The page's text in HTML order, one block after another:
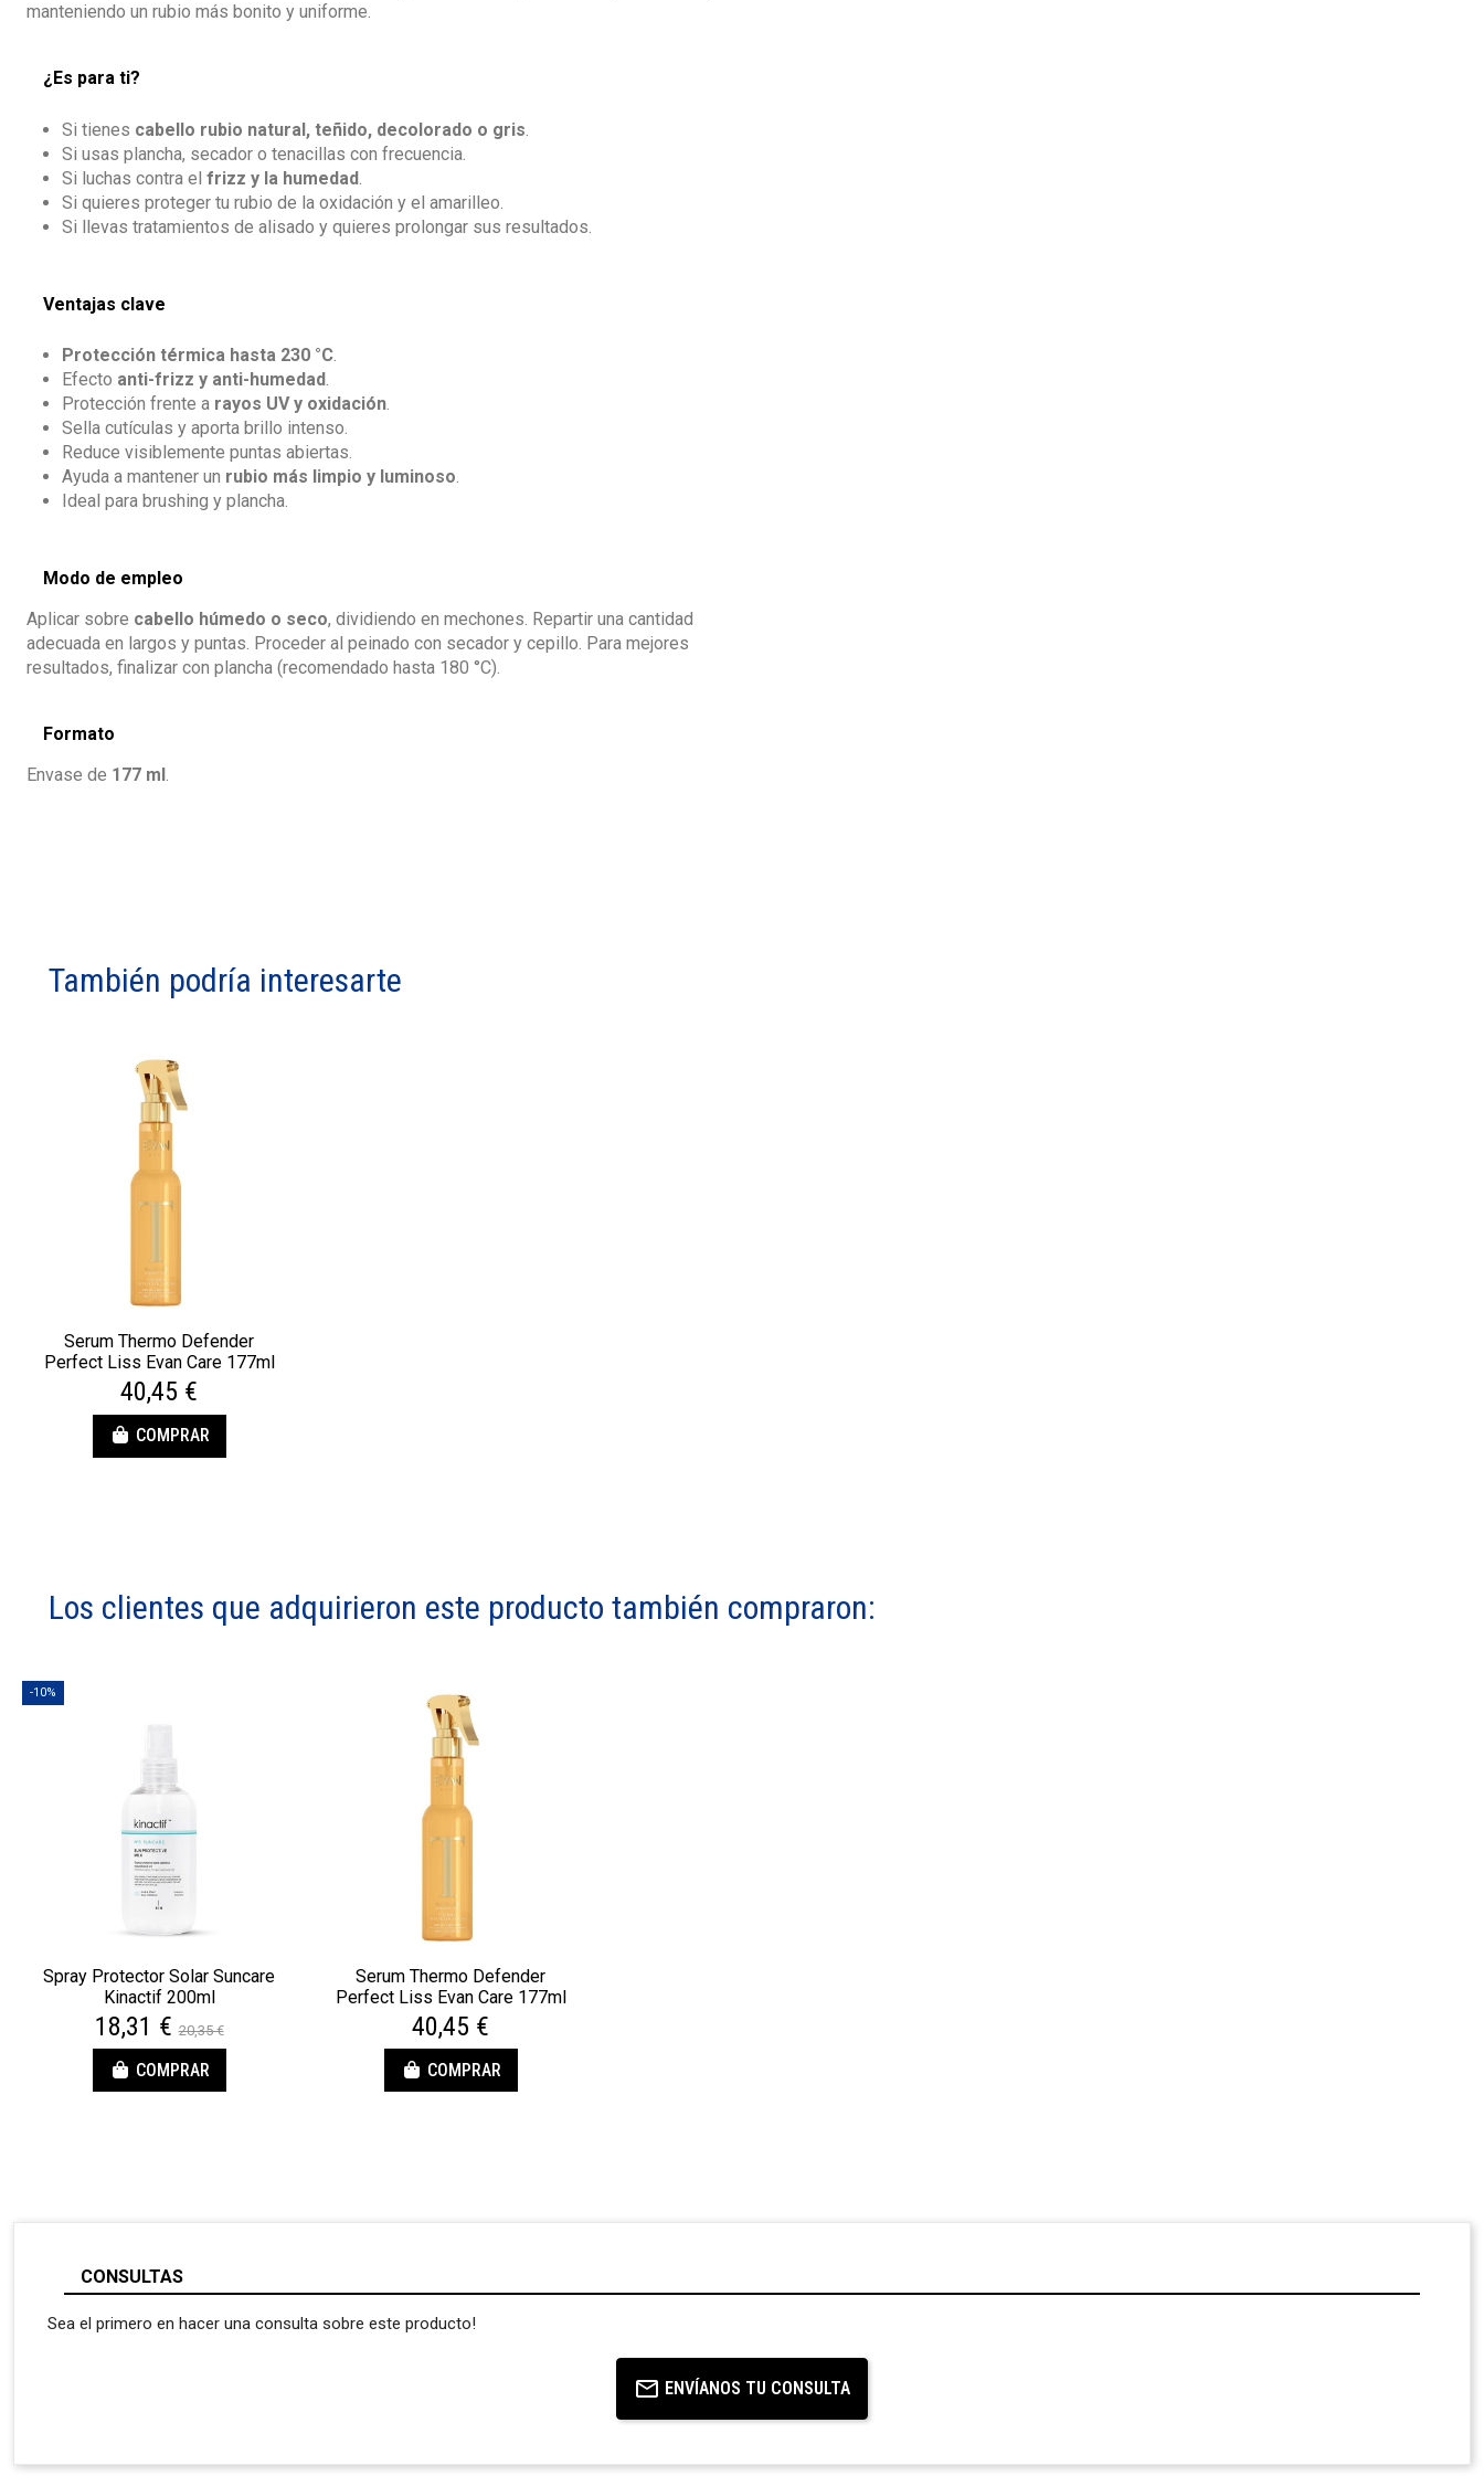
manteniendo un rubio más bonito y uniforme.
¿Es para ti?
Si tienes cabello rubio natural, teñido, decolorado o gris.
Si usas plancha, secador o tenacillas con frecuencia.
Si luchas contra el frizz y la humedad.
Si quieres proteger tu rubio de la oxidación y el amarilleo.
Si llevas tratamientos de alisado y quieres prolongar sus resultados.
Ventajas clave
Protección térmica hasta 230 °C.
Efecto anti-frizz y anti-humedad.
Protección frente a rayos UV y oxidación.
Sella cutículas y aporta brillo intenso.
Reduce visiblemente puntas abiertas.
Ayuda a mantener un rubio más limpio y luminoso.
Ideal para brushing y plancha.
Modo de empleo
Aplicar sobre cabello húmedo o seco, dividiendo en mechones. Repartir una cantidad
adecuada en largos y puntas. Proceder al peinado con secador y cepillo. Para mejores
resultados, finalizar con plancha (recomendado hasta 180 °C).
Formato
Envase de 177 ml
También podría interesarte
Serum Thermo Defender
Perfect Liss Evan Care 177ml
40,45 €
COMPRAR
Los clientes que adquirieron este producto también compraron:
-10%
Spray Protector Solar Suncare
Kinactif 200ml
18,31 €20,35 €
COMPRAR
Serum Thermo Defender
Perfect Liss Evan Care 177ml
40,45 €
COMPRAR
CONSULTAS
Sea el primero en hacer una consulta sobre este producto!
ENVÍANOS TU CONSULTA